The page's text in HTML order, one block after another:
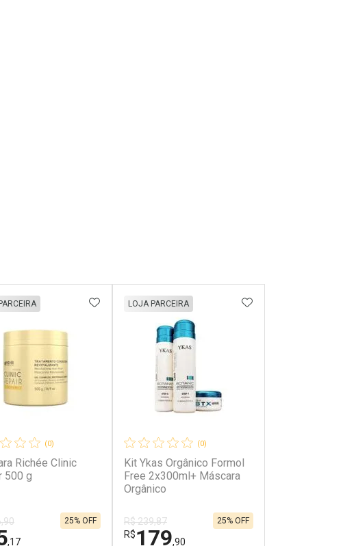
FAVORITOS
(0)
Richée Clinic
500 g
,17
25% OFF
ADICIONAR AOS FAVORITOS
(0)
Kit Ykas Orgânico Formol
Free 2x300ml+ Máscara
Orgânico
LOJA PARCEIRA
R$ 239,87
R$179,90
25% OFF
ADICIONAR AOS